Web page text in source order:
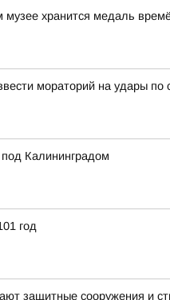
музее хранится медаль
мораторий на удары
Калининградом
год
защитные сооружения и